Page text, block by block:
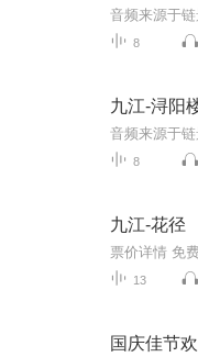
8
九江-浔阳
8
九江-花径
13
国庆佳节